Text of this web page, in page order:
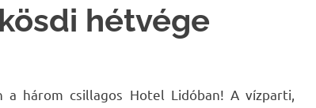
hétvége
a három csillagos Hotel Lidóban! A vízparti,